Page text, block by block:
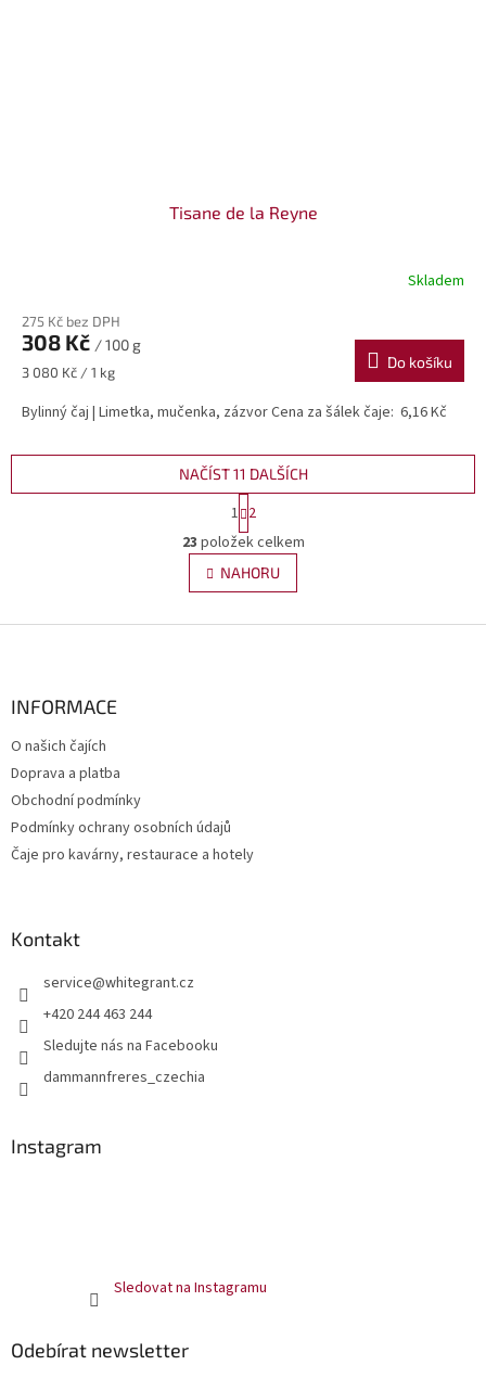
Tisane de la Reyne
Skladem
275 Kč bez DPH
308 Kč / 100 g
Měrná
3 080 Kč / 1 kg
Do košíku
Bylinný čaj | Limetka, mučenka, zázvor Cena za šálek čaje: 6,16 Kč
O
v
l
á
i
NAČÍST 11 DALŠÍCH
S
t
r
á
n
k
v
1 2
23 položek celkem
NAHORU
INFORMACE
O našich čajích
Doprava a platba
Obchodní podmínky
Podmínky ochrany osobních údajů
Čaje pro kavárny, restaurace a hotely
Kontakt
service@whitegrant.cz
+420 244 463 244
Sledujte nás na Facebooku
dammannfreres_czechia
Instagram
Sledovat na Instagramu
Odebírat newsletter